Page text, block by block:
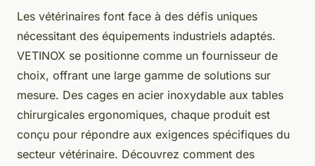
Les vétérinaires font face à des défis uniques
nécessitant des équipements industriels adaptés.
VETINOX se positionne comme un fournisseur de
choix, offrant une large gamme de solutions sur
mesure. Des cages en acier inoxydable aux tables
chirurgicales ergonomiques, chaque produit est
conçu pour répondre aux exigences spécifiques du
secteur vétérinaire. Découvrez comment des